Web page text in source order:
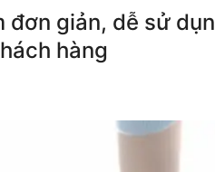
đơn giản, dễ sử
hàng